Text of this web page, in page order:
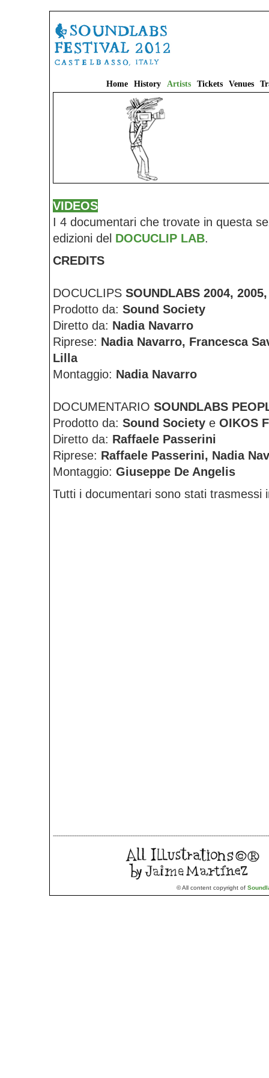
Home History Artists Tickets Venues
VIDEOS
I 4 documentari che trovate in questa
edizioni del DOCUCLIP LAB.
CREDITS
DOCUCLIPS SOUNDLABS 2004,
Prodotto da: Sound Society
Diretto da: Nadia Navarro
Riprese: Nadia Navarro, Francesca
Lilla
Montaggio: Nadia Navarro
DOCUMENTARIO SOUNDLABS
Prodotto da: Sound Society e OIKOS
Diretto da: Raffaele Passerini
Riprese: Raffaele Passerini, Nadia
Montaggio: Giuseppe De Angelis
Tutti i documentari sono stati trasmessi
© All content copyright of